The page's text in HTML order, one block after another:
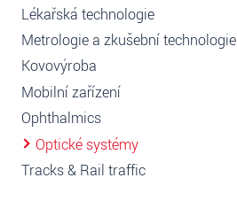
Lékařská technologie
Metrologie a zkušební technologie
Kovovýroba
Mobilní zařízení
Ophthalmics
Optické systémy
Tracks & Rail traffic